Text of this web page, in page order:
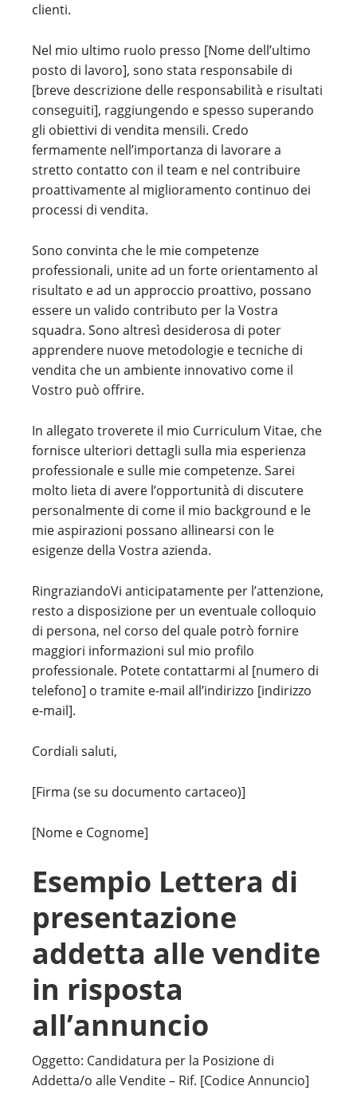
clienti.
Nel mio ultimo ruolo presso [Nome dell’ultimo
posto di lavoro], sono stata responsabile di
[breve descrizione delle responsabilità e risultati
conseguiti], raggiungendo e spesso superando
gli obiettivi di vendita mensili. Credo
fermamente nell’importanza di lavorare a
stretto contatto con il team e nel contribuire
proattivamente al miglioramento continuo dei
processi di vendita.
Sono convinta che le mie competenze
professionali, unite ad un forte orientamento al
risultato e ad un approccio proattivo, possano
essere un valido contributo per la Vostra
squadra. Sono altresì desiderosa di poter
apprendere nuove metodologie e tecniche di
vendita che un ambiente innovativo come il
Vostro può offrire.
In allegato troverete il mio Curriculum Vitae, che
fornisce ulteriori dettagli sulla mia esperienza
professionale e sulle mie competenze. Sarei
molto lieta di avere l’opportunità di discutere
personalmente di come il mio background e le
mie aspirazioni possano allinearsi con le
esigenze della Vostra azienda.
RingraziandoVi anticipatamente per l’attenzione,
resto a disposizione per un eventuale colloquio
di persona, nel corso del quale potrò fornire
maggiori informazioni sul mio profilo
professionale. Potete contattarmi al [numero di
telefono] o tramite e-mail all’indirizzo [indirizzo
e-mail].
Cordiali saluti,
[Firma (se su documento cartaceo)]
[Nome e Cognome]
Esempio Lettera di
presentazione
addetta alle vendite
in risposta
all’annuncio
Oggetto: Candidatura per la Posizione di
Addetta/o alle Vendite – Rif. [Codice Annuncio]